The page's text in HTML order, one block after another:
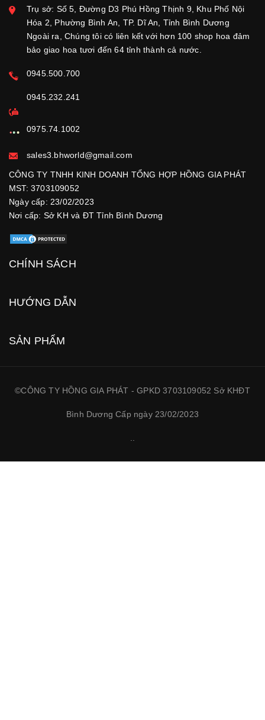
Trụ sở: Số 5, Đường D3 Phú Hồng Thịnh 9, Khu Phố Nội
Hóa 2, Phường Bình An, TP. Dĩ An, Tỉnh Bình Dương
Ngoài ra, Chúng tôi có liên kết với hơn 100 shop hoa đảm
bảo giao hoa tươi đến 64 tỉnh thành cả nước.
0945.500.700
0945.232.241
0975.74.1002
sales3.bhworld@gmail.com
CÔNG TY TNHH KINH DOANH TỔNG HỢP HỒNG GIA PHÁT
MST: 3703109052
Ngày cấp: 23/02/2023
Nơi cấp: Sở KH và ĐT Tỉnh Bình Dương
CHÍNH SÁCH
HƯỚNG DẪN
SẢN PHẨM
©CÔNG TY HỒNG GIA PHÁT - GPKD 3703109052 Sở KHĐT
Bình Dương Cấp ngày 23/02/2023
..